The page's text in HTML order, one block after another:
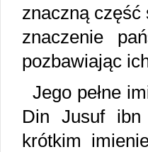
znaczną część
znaczenie
pozbawiając
Jego pełne
Din Jusuf
krótkim